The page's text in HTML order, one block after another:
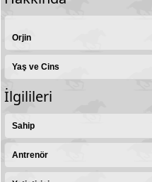
Orjin
Yaş ve Cins
İlgilileri
Sahip
Antrenör